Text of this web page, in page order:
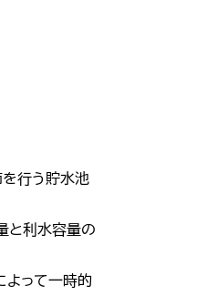
を行う貯水池
と利水容量の
よって一時的